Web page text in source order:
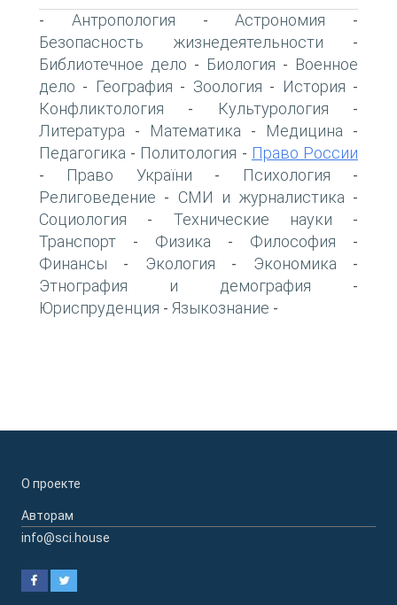
- Антропология -Астрономия -
Безопасность жизнедеятельности -
Библиотечное дело - Биология - Военное
дело - География - Зоология - История -
Конфликтология - Культурология -
Литература - Математика - Медицина -
Педагогика - Политология - Право России
- Право України - Психология -
Религоведение - СМИ и журналистика -
Социология - Технические науки -
Транспорт - Физика - Философия -
Финансы - Экология - Экономика -
Этнография и демография -
Юриспруденция - Языкознание -
О проекте
Авторам
info@sci.house